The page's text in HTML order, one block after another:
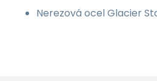
Nerezová ocel Glacier